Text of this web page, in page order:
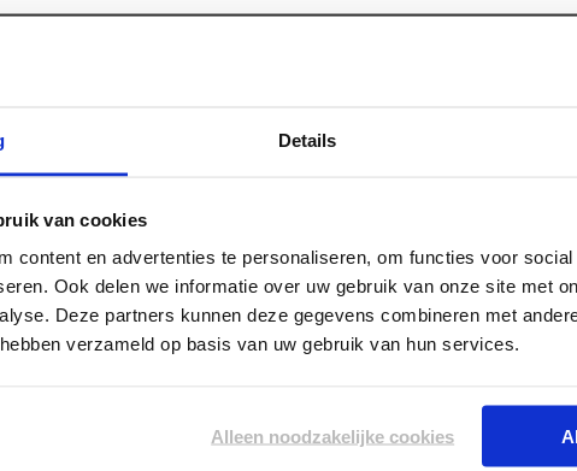
Details
van cookies
content en advertenties te personaliseren, om functies voor
Ook delen we informatie over uw gebruik van onze site met
Deze partners kunnen deze gegevens combineren met
verzameld op basis van uw gebruik van hun services.
Alleen noodzakelijke cookies